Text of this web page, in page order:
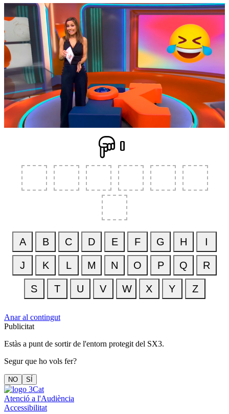
Anar al contingut
Publicitat
Estàs a punt de sortir de l'entorn protegit del SX3.
Segur que ho vols fer?
NO SÍ
Atenció a l'Audiència
Accessibilitat